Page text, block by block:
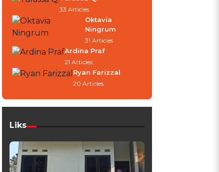
33 Articles
Oktavia
Ningrum
31 Articles
Ardina Praf
21 Articles
Ryan Farizzal
20 Articles
Liks